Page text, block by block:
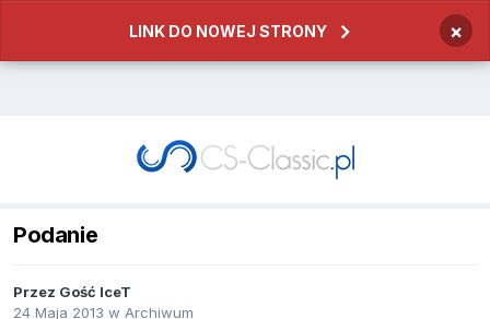
LINK DO NOWEJ STRONY ×
Podanie
Przez Gość IceT
24 Maja 2013 w Archiwum